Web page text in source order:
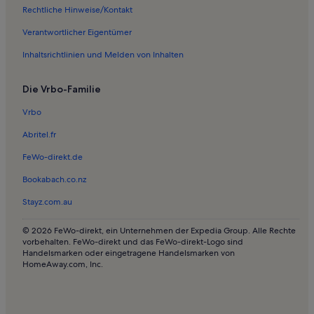
Ferienwohnungen in Schenna
Ferienwohnungen in Schloss Thurnstein
Ferienwohnungen in Jüdisches Museum von Meran
Chalets in Ulten
Ferienwohnungen und Apartments in Vöran
Ferienunterkünfte in den Bergen in Hafling
Häuser in Hafling
Ferienunterkünfte mit Pool in Hafling
Häuser in Burgstall
Ferienunterkünfte mit Pool in Burgstall
Ferienwohnungen und Apartments in Seilbahn Meran 2000
Ferienwohnungen und Apartments in Völlan
Rechtliche Hinweise/Kontakt
Verantwortlicher Eigentümer
Inhaltsrichtlinien und Melden von Inhalten
Die Vrbo-Familie
Vrbo
Abritel.fr
FeWo-direkt.de
Bookabach.co.nz
Stayz.com.au
© 2026 FeWo-direkt, ein Unternehmen der Expedia Group. Alle Rechte
vorbehalten. FeWo-direkt und das FeWo-direkt-Logo sind
Handelsmarken oder eingetragene Handelsmarken von
HomeAway.com, Inc.